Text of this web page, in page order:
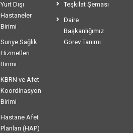
Yurt Dışı
Hastaneler
Birimi
Suriye Sağlık
Hizmetleri
Birimi
KBRN ve Afet
Koordinasyon
Birimi
Hastane Afet
Planları (HAP)
Teşkilat Şeması
Daire
Başkanlığımız
Görev Tanımı